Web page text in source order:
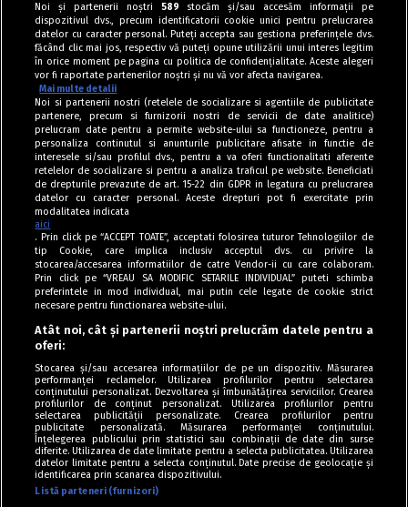
Tag index
Program Antena 1
Politica de cookies
Politica de confidențialitate
Termeni și condiții
Noi și partenerii noștri 589 stocăm și/sau accesăm informații pe
dispozitivul dvs., precum identificatorii cookie unici pentru prelucrarea
datelor cu caracter personal. Puteți accepta sau gestiona preferințele dvs.
făcând clic mai jos, respectiv vă puteți opune utilizării unui interes legitim
în orice moment pe pagina cu politica de confidențialitate. Aceste alegeri
vor fi raportate partenerilor noștri și nu vă vor afecta navigarea.
Mai multe detalii
Noi si partenerii nostri (retelele de socializare si agentiile de publicitate
partenere, precum si furnizorii nostri de servicii de date analitice)
prelucram date pentru a permite website-ului sa functioneze, pentru a
personaliza continutul si anunturile publicitare afisate in functie de
interesele si/sau profilul dvs., pentru a va oferi functionalitati aferente
retelelor de socializare si pentru a analiza traficul pe website. Beneficiati
de drepturile prevazute de art. 15-22 din GDPR in legatura cu prelucrarea
datelor cu caracter personal. Aceste drepturi pot fi exercitate prin
modalitatea indicata
aici
. Prin click pe “ACCEPT TOATE”, acceptati folosirea tuturor Tehnologiilor de
tip Cookie, care implica inclusiv acceptul dvs. cu privire la
stocarea/accesarea informatiilor de catre Vendor-ii cu care colaboram.
Prin click pe “VREAU SA MODIFIC SETARILE INDIVIDUAL” puteti schimba
preferintele in mod individual, mai putin cele legate de cookie strict
necesare pentru functionarea website-ului.
Atât noi, cât și partenerii noștri prelucrăm datele pentru a
oferi:
Stocarea și/sau accesarea informațiilor de pe un dispozitiv. Măsurarea
performanței reclamelor. Utilizarea profilurilor pentru selectarea
conținutului personalizat. Dezvoltarea și îmbunătățirea serviciilor. Crearea
profilurilor de conținut personalizat. Utilizarea profilurilor pentru
selectarea publicității personalizate. Crearea profilurilor pentru
publicitate personalizată. Măsurarea performanței conținutului.
Înțelegerea publicului prin statistici sau combinații de date din surse
diferite. Utilizarea de date limitate pentru a selecta publicitatea. Utilizarea
datelor limitate pentru a selecta conținutul. Date precise de geolocație și
identificarea prin scanarea dispozitivului.
Listă parteneri (furnizori)